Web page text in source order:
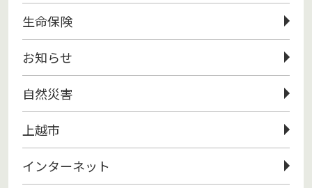
生命保険
お知らせ
自然災害
上越市
インターネット